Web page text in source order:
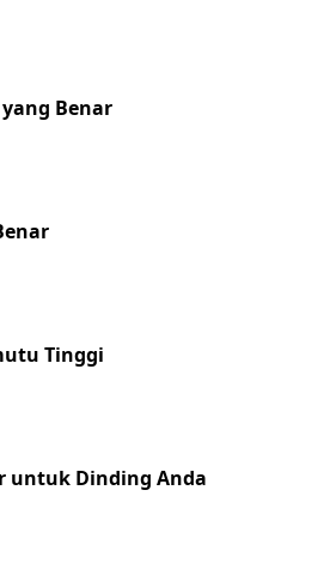
Benar
Tinggi
untuk Dinding Anda